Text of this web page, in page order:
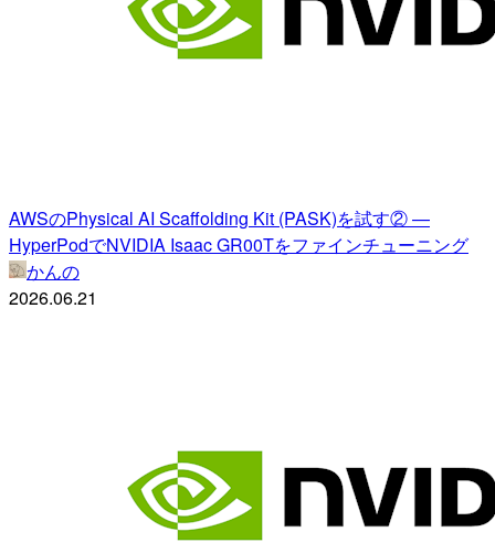
AWSのPhysical AI Scaffolding Kit (PASK)を試す② —
HyperPodでNVIDIA Isaac GR00Tをファインチューニング
かんの
2026.06.21